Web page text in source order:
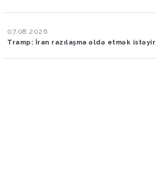
07.08.2026
Tramp: İran razılaşma əldə etmək istəyir